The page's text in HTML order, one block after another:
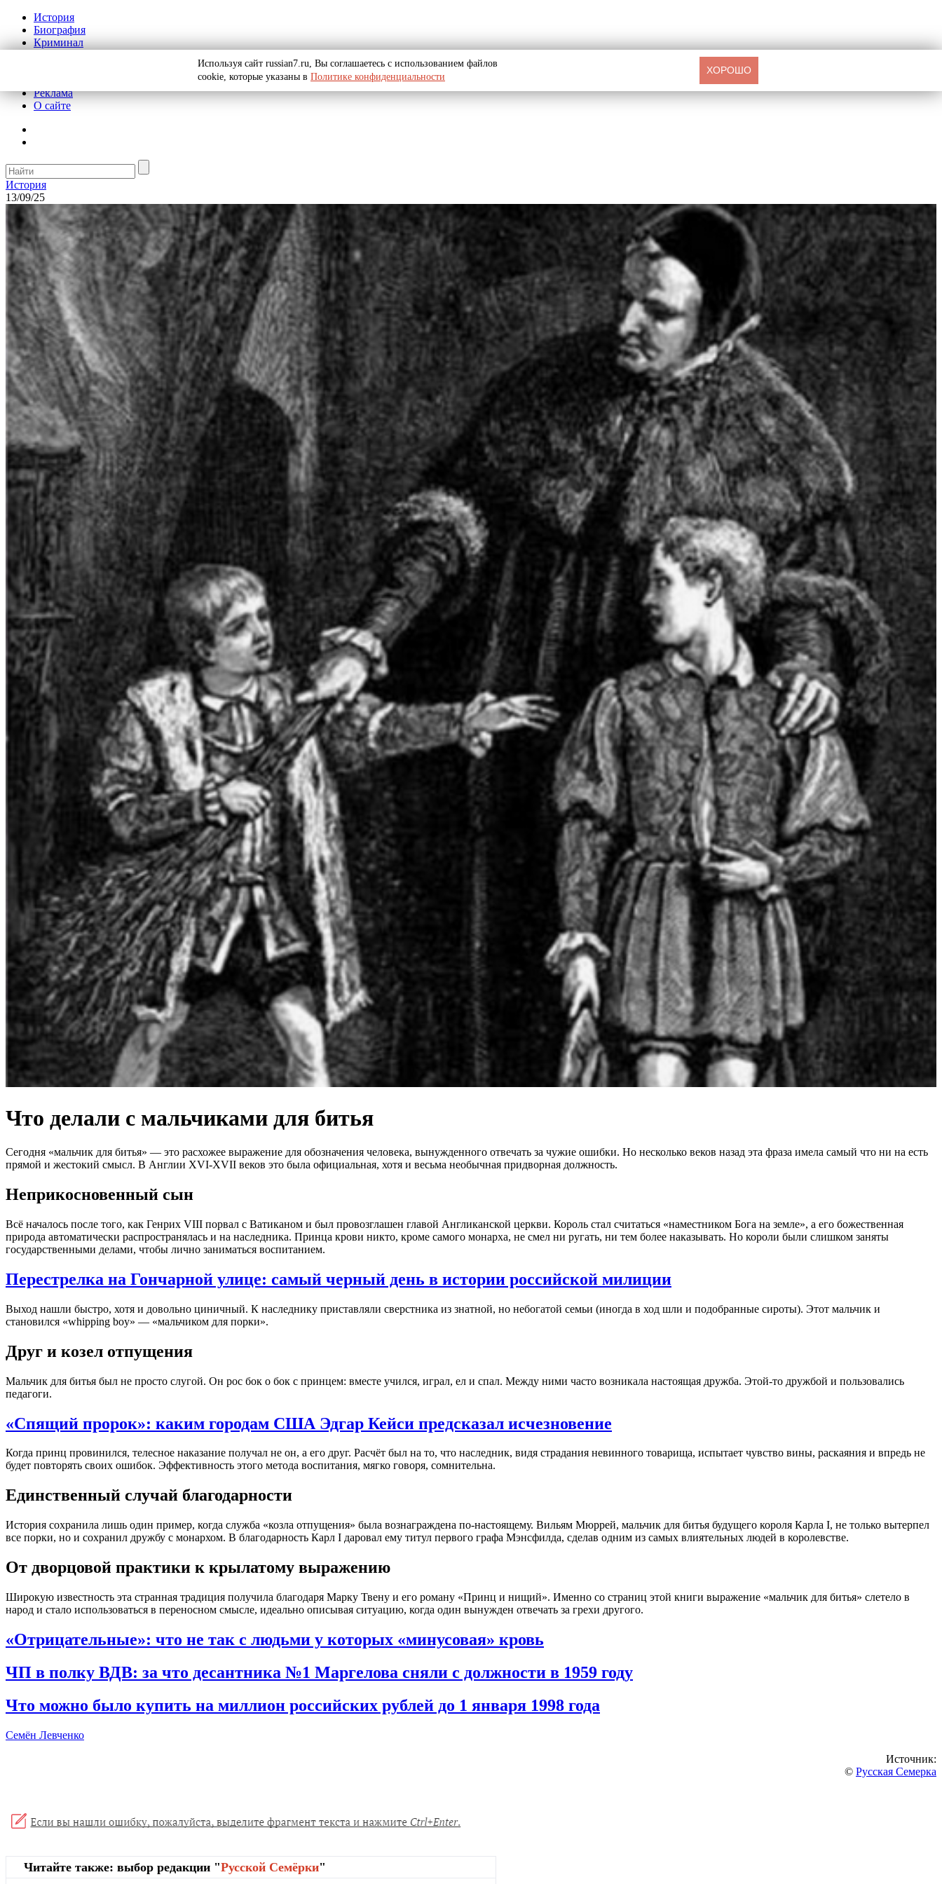
История
Биография
Криминал
Реклама
О сайте
История
13/09/25
Что делали с мальчиками для битья
Сегодня «мальчик для битья» — это расхожее выражение для обозначения человека, вынужденного отвечать за чужие ошибки. Но несколько веков назад эта фраза имела самый что ни на есть
прямой и жестокий смысл. В Англии XVI-XVII веков это была официальная, хотя и весьма необычная придворная должность.
Неприкосновенный сын
Всё началось после того, как Генрих VIII порвал с Ватиканом и был провозглашен главой Англиканской церкви. Король стал считаться «наместником Бога на земле», а его божественная
природа автоматически распространялась и на наследника. Принца крови никто, кроме самого монарха, не смел ни ругать, ни тем более наказывать. Но короли были слишком заняты
государственными делами, чтобы лично заниматься воспитанием.
Перестрелка на Гончарной улице: самый черный день в истории российской милиции
Выход нашли быстро, хотя и довольно циничный. К наследнику приставляли сверстника из знатной, но небогатой семьи (иногда в ход шли и подобранные сироты). Этот мальчик и
становился «whipping boy» — «мальчиком для порки».
Друг и козел отпущения
Мальчик для битья был не просто слугой. Он рос бок о бок с принцем: вместе учился, играл, ел и спал. Между ними часто возникала настоящая дружба. Этой-то дружбой и пользовались
педагоги.
«Спящий пророк»: каким городам США Эдгар Кейси предсказал исчезновение
Когда принц провинился, телесное наказание получал не он, а его друг. Расчёт был на то, что наследник, видя страдания невинного товарища, испытает чувство вины, раскаяния и впредь не
будет повторять своих ошибок. Эффективность этого метода воспитания, мягко говоря, сомнительна.
Единственный случай благодарности
История сохранила лишь один пример, когда служба «козла отпущения» была вознаграждена по-настоящему. Вильям Мюррей, мальчик для битья будущего короля Карла I, не только вытерпел
все порки, но и сохранил дружбу с монархом. В благодарность Карл I даровал ему титул первого графа Мэнсфилда, сделав одним из самых влиятельных людей в королевстве.
От дворцовой практики к крылатому выражению
Широкую известность эта странная традиция получила благодаря Марку Твену и его роману «Принц и нищий». Именно со страниц этой книги выражение «мальчик для битья» слетело в
народ и стало использоваться в переносном смысле, идеально описывая ситуацию, когда один вынужден отвечать за грехи другого.
«Отрицательные»: что не так с людьми у которых «минусовая» кровь
ЧП в полку ВДВ: за что десантника №1 Маргелова сняли с должности в 1959 году
Что можно было купить на миллион российских рублей до 1 января 1998 года
Семён Левченко
Источник:
© Русская Семерка
Читайте также: выбор редакции "Русской Cемёрки"
Используя сайт russian7.ru, Вы соглашаетесь с использованием файлов
cookie, которые указаны в Политике конфиденциальности
ХОРОШО